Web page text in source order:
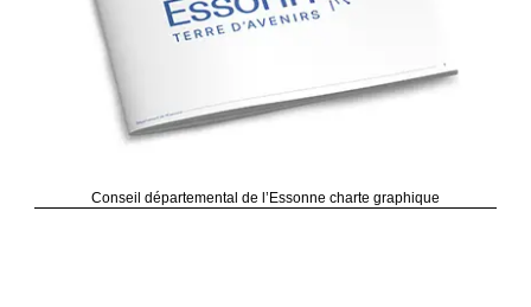
Conseil départemental de l’Essonne charte graphique